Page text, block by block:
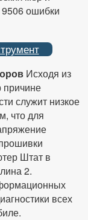
ошибки
Исходя из
причине
служит низкое
что для
Штат в
2.
всех